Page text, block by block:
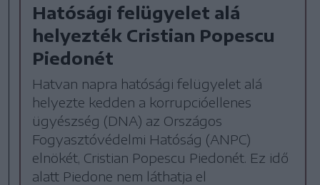
Hatósági felügyelet alá
helyezték Cristian Popescu
Piedonét
Hatvan napra hatósági felügyelet alá
helyezte kedden a korrupcióellenes
ügyészség (DNA) az Országos
Fogyasztóvédelmi Hatóság (ANPC)
elnökét, Cristian Popescu Piedonét. Ez idő
alatt Piedone nem láthatja el